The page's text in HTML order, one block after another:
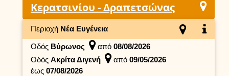
Κερατσινίου - Δραπετσώνας
Περιοχή Νέα Ευγένεια
Οδός Βύρωνος από 08/08/2026
Οδός Ακρίτα Διγενή από 09/05/2026
έως 07/08/2026